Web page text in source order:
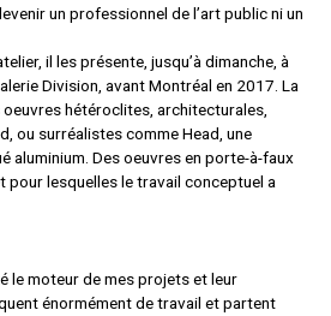
un professionnel de l’art public ni un
il les présente, jusqu’à dimanche, à
Division, avant Montréal en 2017. La
hétéroclites, architecturales,
ou surréalistes comme Head, une
aluminium. Des oeuvres en porte-­à-­faux
pour lesquelles le travail conceptuel a
le moteur de mes projets et leur
énormément de travail et partent